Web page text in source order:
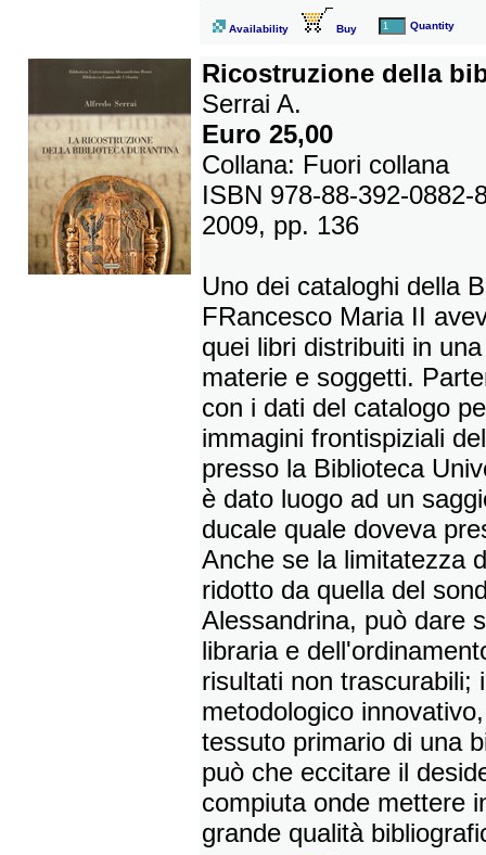
Availability Buy Quantity
Ricostruzione della
Serrai A.
Euro 25,00
Collana: Fuori collana
ISBN 978-88-392-0882-
2009, pp. 136
Uno dei cataloghi della
FRancesco Maria II
quei libri distribuiti in
materie e soggetti.
con i dati del catalogo
immagini frontispiziali
presso la Biblioteca
è dato luogo ad un
ducale quale doveva
Anche se la limitatezza
ridotto da quella del
Alessandrina, può dare
libraria e
risultati non trascurabili;
metodologico
tessuto primario di una
può che eccitare il
compiuta onde mettere
grande qualità